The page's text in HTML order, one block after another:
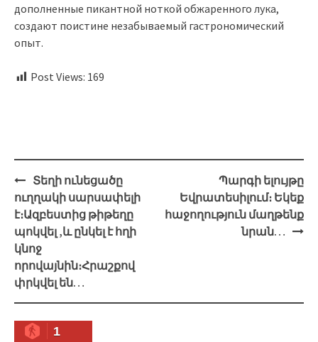
дополненные пикантной ноткой обжаренного лука,
создают поистине незабываемый гастрономический
опыт.
Post Views: 169
Навигация
Տեղի ունեցածը
ուղղակի սարսափելի
է։Ազբեստից թիթեղը
պոկվել ,և ընկել է հղի
կնոջ
որովայնին։Հրաշքով
փրկվել են…
Պարգի ելույթը
Եվրատեսիլում։ Եկեք
հաջողություն մաղթենք
նրան…
1